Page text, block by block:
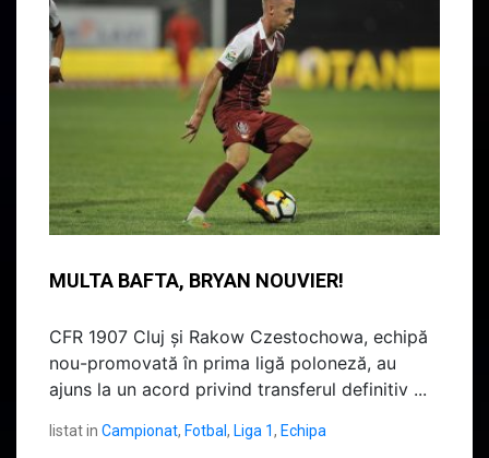
MULTA BAFTA, BRYAN NOUVIER!
CFR 1907 Cluj și Rakow Czestochowa, echipă
nou-promovată în prima ligă poloneză, au
ajuns la un acord privind transferul definitiv ...
listat in Campionat, Fotbal, Liga 1, Echipa